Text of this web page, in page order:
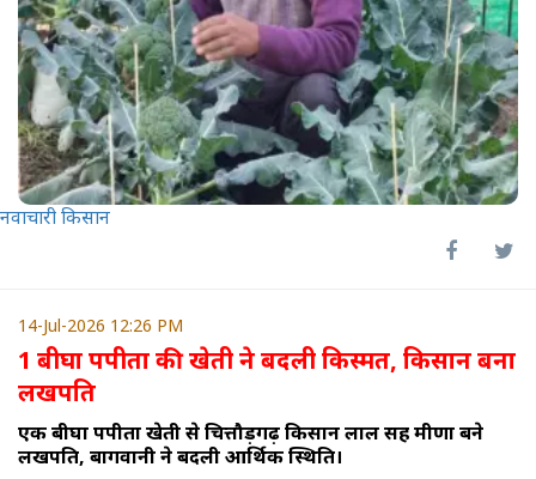
नवाचारी किसान
14-Jul-2026 12:26 PM
1 बीघा पपीता की खेती ने बदली किस्मत, किसान बना
लखपति
एक बीघा पपीता खेती से चित्तौड़गढ़ किसान लाल सिंह मीणा बने
लखपति, बागवानी ने बदली आर्थिक स्थिति।